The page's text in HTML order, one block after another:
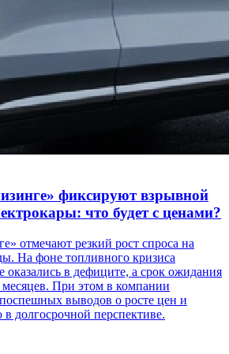
фиксируют взрывной
что будет с ценами?
отмечают резкий рост спроса на
На фоне топливного кризиса
оказались в дефиците, а срок ожидания
месяцев. При этом в компании
выводов о росте цен и
долгосрочной перспективе.